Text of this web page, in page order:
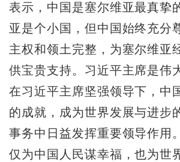
表示，中国是塞尔维亚最真挚
亚是个小国，但中国始终充分
主权和领土完整，为塞尔维亚
供宝贵支持。习近平主席是伟
在习近平主席坚强领导下，中
的成就，成为世界发展与进步
事务中日益发挥重要领导作用
仅为中国人民谋幸福，也为世